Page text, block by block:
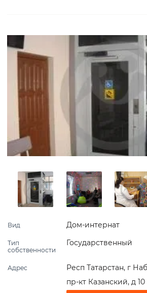
Вид Дом-интернат
Тип
собственности
Государственный
Адрес
Респ Татарстан, г
пр-кт Казанский, д 10